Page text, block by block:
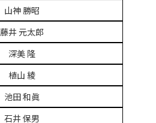
山神 勝昭
藤井 元太郎
深美 隆
植山 綾
池田 和眞
石井 保男